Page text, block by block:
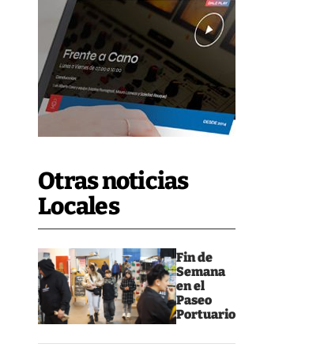
Otras noticias
Locales
Fin de
Semana
en el
Paseo
Portuario